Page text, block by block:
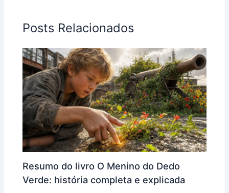
Posts Relacionados
Resumo do livro O Menino do Dedo
Verde: história completa e explicada